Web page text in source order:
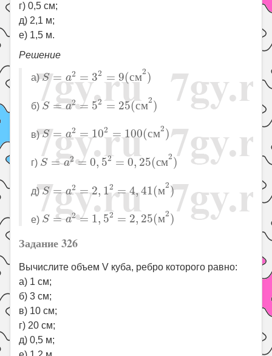
г) 0,5 см;
д) 2,1 м;
е) 1,5 м.
Решение
а)S = a2 = 32 = 9(см2)
= 9 2)
б) S = a2 = 52 = 25(см2)
S =a2= 5 2 =25 ( м 2
в)S = a2 = 102 = 100(см2)
= 100 2
г) S = a2 = 0, 52 = 0, 25(см2)
S a2= 0,5 2=0, 25(см )
д)S = a2 = 2, 12 = 4,41(м2)
S= = 4
е) S = a2 = 1, 52 = 2, 25(м2)
S =a2= 1,5 2=2, 25(м2
Задание 326
Вычислите объем V куба, ребро которого равно:
а) 1 см;
б) 3 см;
в) 10 см;
г) 20 см;
д) 0,5 м;